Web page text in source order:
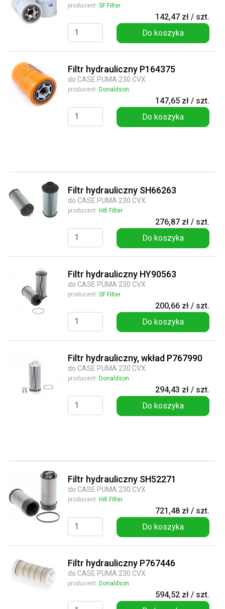
producent: SF Filter
142,47 zł / szt.
Do koszyka
Filtr hydrauliczny P164375
do CASE PUMA 230 CVX
producent: Donaldson
147,65 zł / szt.
Do koszyka
Filtr hydrauliczny SH66263
do CASE PUMA 230 CVX
producent: Hifi Filter
276,87 zł / szt.
Do koszyka
Filtr hydrauliczny HY90563
do CASE PUMA 230 CVX
producent: SF Filter
200,66 zł / szt.
Do koszyka
Filtr hydrauliczny, wkład P767990
do CASE PUMA 230 CVX
producent: Donaldson
294,43 zł / szt.
Do koszyka
Filtr hydrauliczny SH52271
do CASE PUMA 230 CVX
producent: Hifi Filter
721,48 zł / szt.
Do koszyka
Filtr hydrauliczny P767446
do CASE PUMA 230 CVX
producent: Donaldson
594,52 zł / szt.